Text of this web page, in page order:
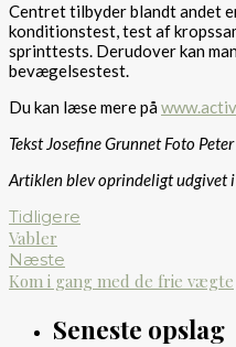
Centret tilbyder blandt andet
konditionstest, test af
sprinttests. Derudover kan
bevægelsestest.
Du kan læse mere på
Tekst Josefine Grunnet Foto
Artiklen blev oprindeligt udgivet i
Tidligere
Vabler
Næste
Kom i gang med de frie vægte
Seneste opslag